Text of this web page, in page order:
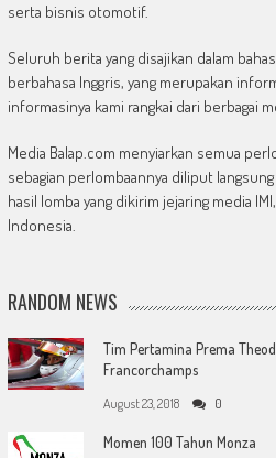
serta bisnis otomotif.
Seluruh berita yang disajikan dalam
berbahasa Inggris, yang merupakan
informasinya kami rangkai dari berbagai
Media Balap.com menyiarkan semua
sebagian perlombaannya diliput
hasil lomba yang dikirim jejaring media
Indonesia.
RANDOM NEWS
Tim Pertamina Prema
Francorchamps
August 23, 2018 0
Momen 100 Tahun Monza